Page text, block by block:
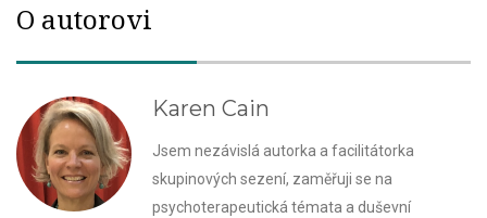
O autorovi
Karen Cain
Jsem nezávislá autorka a facilitátorka
skupinových sezení, zaměřuji se na
psychoterapeutická témata a duševní